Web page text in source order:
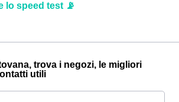
lo speed test 📡
trova i negozi, le migliori
utili